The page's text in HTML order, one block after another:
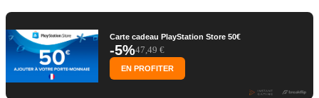
Carte cadeau PlayStation Store 50€
-5%47,49 €
EN PROFITER